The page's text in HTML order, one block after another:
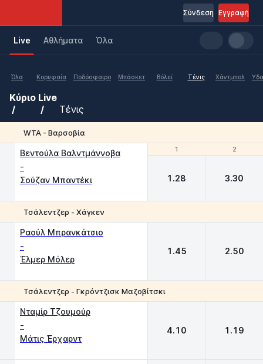
Εγγραφή
Σύνδεση
Live Aθλήματα Όλα
Όλα Κορυφαία Ποδόσφαιρο Μπάσκετ Βόλεϊ Τένις Χάντμπολ
Κύριο Live
Τένις
WTA - Βαρσοβία
1 2
Βεντούλα Βαλντμάννοβα
-
Σούζαν Μπαντέκι
1 2
1.28 3.30
Τσάλεντζερ - Χάγκεν
Ραούλ Μπρανκάτσιο
-
Έλμερ Μόλερ
1.45 2.50
Τσάλεντζερ - Γκρόντζισκ Μαζοβίτσκι
Νταμίρ Τζουμούρ
-
Μάτις Έρχαρντ
4.10 1.19